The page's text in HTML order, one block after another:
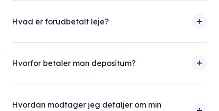
Hvad er forudbetalt leje?
Hvorfor betaler man depositum?
Hvordan modtager jeg detaljer om min